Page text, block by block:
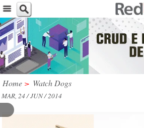
Home > Watch Dogs
MAR, 24 / JUN / 2014